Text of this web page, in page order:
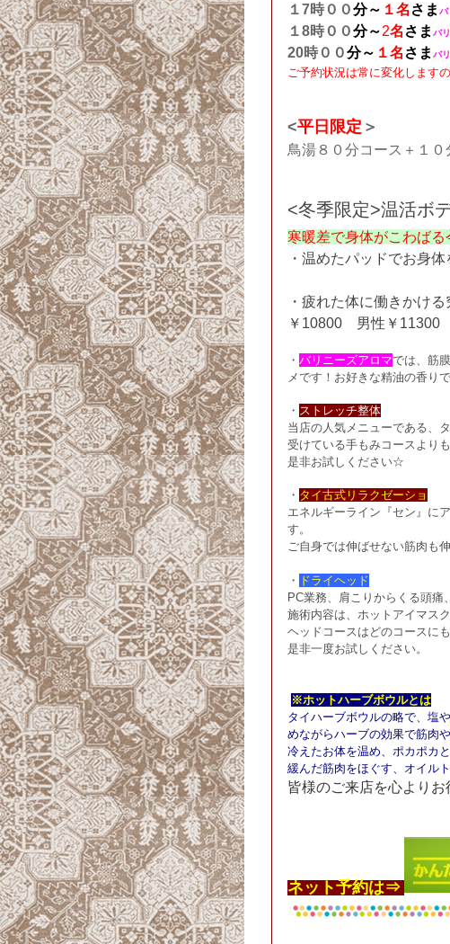
１7時００分～ １名 さま バ
１8時００分～2名 さま バ
20時００分～ １名 さま バ
ご予約状況は常に変化します
<平日限定 ＞
鳥湯８０分コース＋１
<冬季限定>温活ボ
寒暖差で身体がこわば
・温めたパッドでお身
・疲れた体に働きかけ
￥10800 男性￥11300
・ バリニーズアロマでは、筋
メです！お好きな精油の香り
・ ストレッチ整体
当店の人気メニューである、
受けている手もみコースより
是非お試しください☆
・ タイ古式リラクゼーショ
エネルギーライン『セン』に
す。
ご自身では伸ばせない筋肉も
・ ドライヘッド
PC業務、肩こりからくる頭痛
施術内容は、ホットアイマス
ヘッドコースはどのコースに
是非一度お試しください。
※ホットハーブボウルとは
タイハーブボウルの略で、塩
めながらハーブの効果で筋肉
冷えたお体を温め、ポカポカ
緩んだ筋肉をほぐす、オイル
皆様のご来店を心より
ネット予約は⇒